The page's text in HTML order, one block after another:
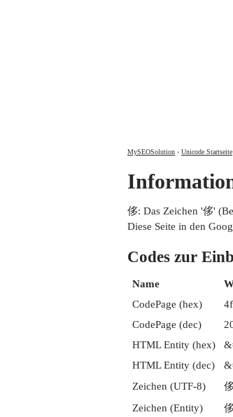
MySEOSolution › Unicode Startseite
侈: Das Zeichen '侈'
Diese Seite in den
Codes zur
Name
CodePage (hex)
CodePage (dec)
HTML Entity (hex)
HTML Entity (dec)
Zeichen (UTF-8)
侈
Zeichen (Entity)
侈